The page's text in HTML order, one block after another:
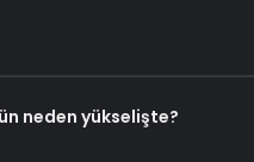
neden yükselişte?